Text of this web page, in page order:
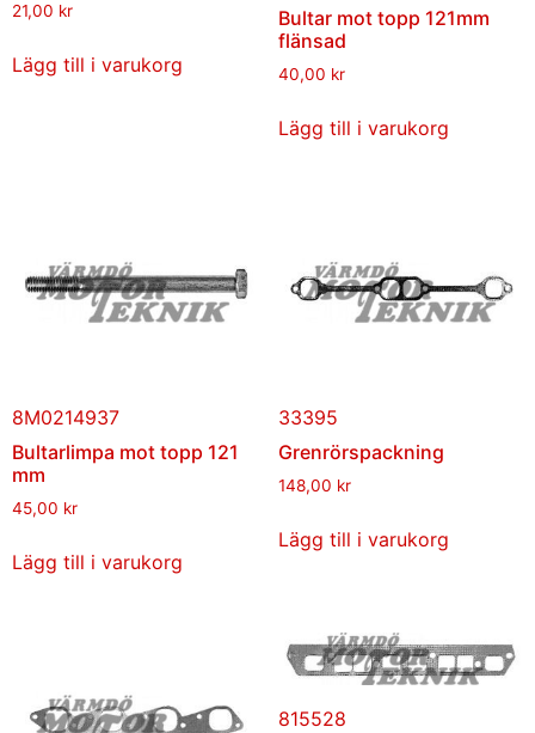
21,00 kr
Lägg till i varukorg
Bultar mot topp 121mm
flänsad
40,00 kr
Lägg till i varukorg
8M0214937
Bultarlimpa mot topp 121
mm
45,00 kr
Lägg till i varukorg
33395
Grenrörspackning
148,00 kr
Lägg till i varukorg
815528